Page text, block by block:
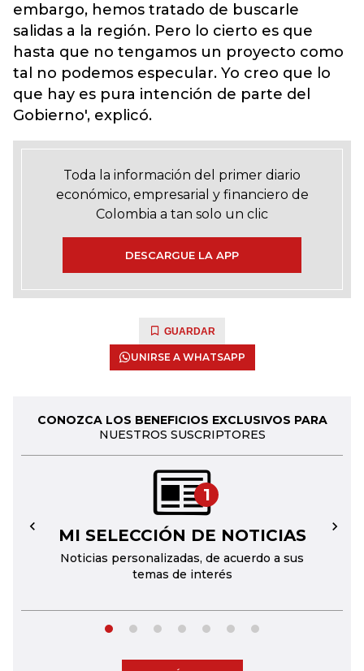
embargo, hemos tratado de buscarle
salidas a la región. Pero lo cierto es que
hasta que no tengamos un proyecto como
tal no podemos especular. Yo creo que lo
que hay es pura intención de parte del
Gobierno', explicó.
Toda la información del primer diario
económico, empresarial y financiero de
Colombia a tan solo un clic
DESCARGUE LA APP
GUARDAR
UNIRSE A WHATSAPP
CONOZCA LOS BENEFICIOS EXCLUSIVOS PARA
NUESTROS SUSCRIPTORES
1
MI SELECCIÓN DE NOTICIAS
Noticias personalizadas, de acuerdo a sus
temas de interés
← →